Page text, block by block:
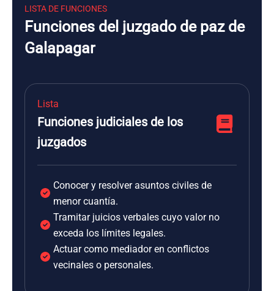
LISTA DE FUNCIONES
Funciones del juzgado de paz de
Galapagar
Lista
Funciones judiciales de los
juzgados
Conocer y resolver asuntos civiles de
menor cuantía.
Tramitar juicios verbales cuyo valor no
exceda los límites legales.
Actuar como mediador en conflictos
vecinales o personales.